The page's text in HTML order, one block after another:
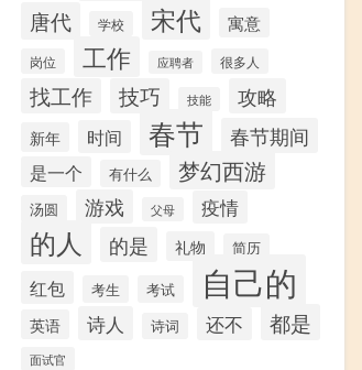
唐代 学校 宋代 寓意
岗位 工作 应聘者 很多人
找工作 技巧 技能 攻略
新年 时间 春节 春节期间
是一个 有什么 梦幻西游
汤圆 游戏 父母 疫情
的人 的是 礼物 简历
红包 考生 考试 自己的
英语 诗人 诗词 还不 都是
面试官